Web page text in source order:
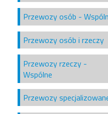
Przewozy osób -
Przewozy osób i rzeczy
Przewozy rzeczy -
Wspólne
Przewozy